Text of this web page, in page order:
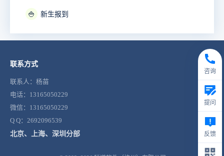
🍚 新生报到
联系方式
联系人：杨苗
电话：13165050229
微信：13165050229
Q Q：2692096539
北京、上海、深圳分部
咨询
提问
反馈